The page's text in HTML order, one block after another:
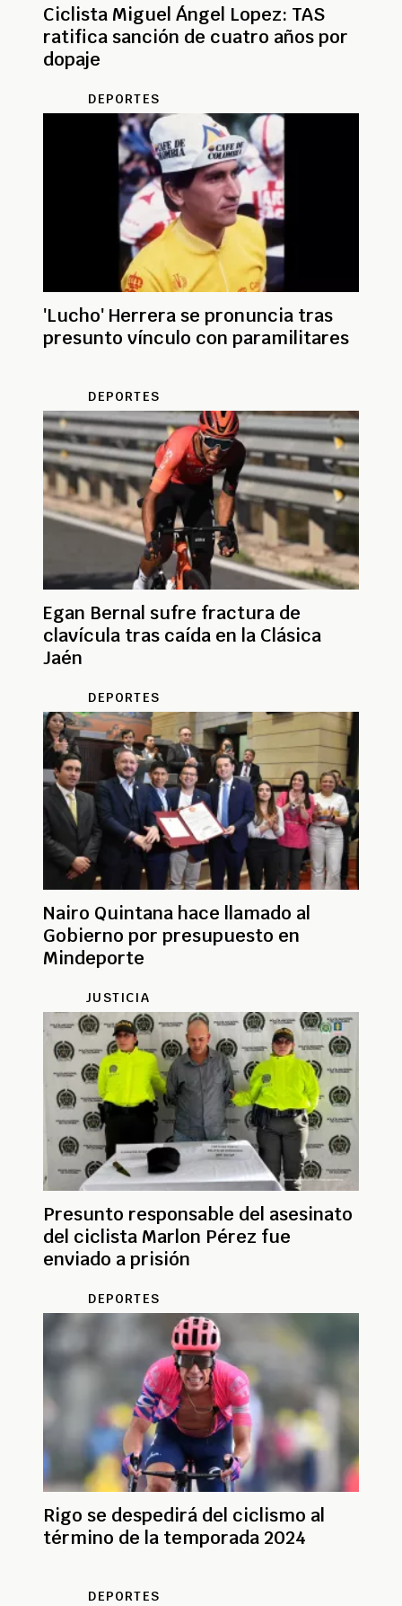
Ciclista Miguel Ángel Lopez: TAS
ratifica sanción de cuatro años por
dopaje
DEPORTES
'Lucho' Herrera se pronuncia tras
presunto vínculo con paramilitares
DEPORTES
Egan Bernal sufre fractura de
clavícula tras caída en la Clásica
Jaén
DEPORTES
Nairo Quintana hace llamado al
Gobierno por presupuesto en
Mindeporte
JUSTICIA
Presunto responsable del asesinato
del ciclista Marlon Pérez fue
enviado a prisión
DEPORTES
Rigo se despedirá del ciclismo al
término de la temporada 2024
DEPORTES